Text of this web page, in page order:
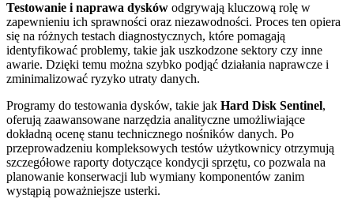
Testowanie i naprawa dysków odgrywają kluczową rolę w
zapewnieniu ich sprawności oraz niezawodności. Proces ten opiera
się na różnych testach diagnostycznych, które pomagają
identyfikować problemy, takie jak uszkodzone sektory czy inne
awarie. Dzięki temu można szybko podjąć działania naprawcze i
zminimalizować ryzyko utraty danych.
Programy do testowania dysków, takie jak Hard Disk Sentinel,
oferują zaawansowane narzędzia analityczne umożliwiające
dokładną ocenę stanu technicznego nośników danych. Po
przeprowadzeniu kompleksowych testów użytkownicy otrzymują
szczegółowe raporty dotyczące kondycji sprzętu, co pozwala na
planowanie konserwacji lub wymiany komponentów zanim
wystąpią poważniejsze usterki.